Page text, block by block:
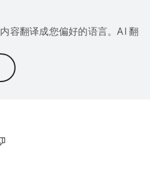
容翻译成您偏好的语言。AI 翻